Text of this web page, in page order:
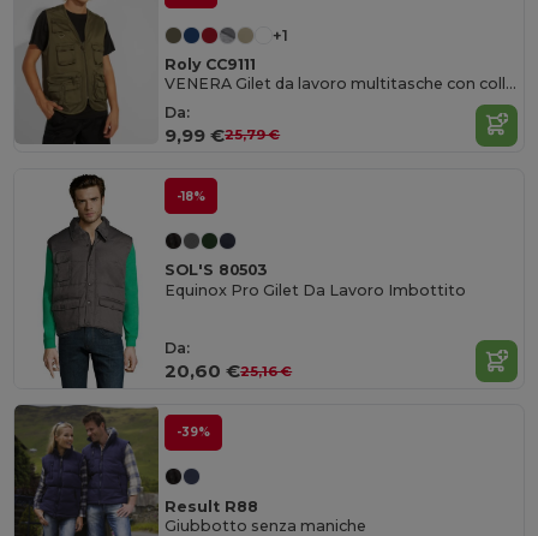
+1
Roly CC9111
VENERA Gilet da lavoro multitasche con collo a V
Da:
9,99 €25,79 €
-18%
SOL'S 80503
Equinox Pro Gilet Da Lavoro Imbottito
Da:
20,60 €25,16 €
-39%
Result R88
Giubbotto senza maniche